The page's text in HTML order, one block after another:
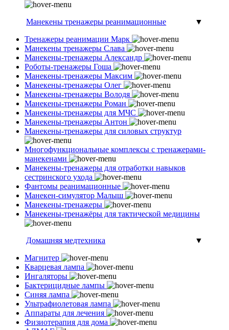
Манекены тренажеры реанимационные
▼
Тренажеры реанимации Марк
Манекены тренажеры Слава
Манекены-тренажеры Александр
Роботы-тренажеры Гоша
Манекены-тренажеры Максим
Манекены-тренажеры Олег
Манекены-тренажеры Володя
Манекены-тренажеры Роман
Манекены-тренажеры для МЧС
Манекены-тренажеры Антон
Манекены-тренажеры для силовых структур
Многофункциональные комплексы с тренажерами-
манекенами
Манекены-тренажеры для отработки навыков
сестринского ухода
Фантомы реанимационные
Манекен-симулятор Малыш
Манекены-тренажеры
Манекены-тренажёры для тактической медицины
Домашняя медтехника
▼
Магнитер
Кварцевая лампа
Ингаляторы
Бактерицидные лампы
Синяя лампа
Ультрафиолетовая лампа
Аппараты для лечения
Физиотерапия для дома